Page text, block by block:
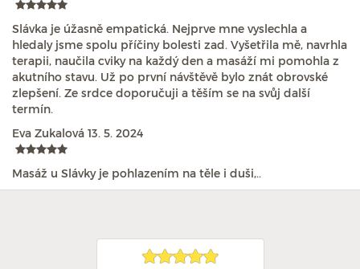
Slávka je úžasně empatická. Nejprve mne vyslechla a
hledaly jsme spolu příčiny bolesti zad. Vyšetřila mě, navrhla
terapii, naučila cviky na každý den a masáží mi pomohla z
akutního stavu. Už po první návštěvě bylo znát obrovské
zlepšení. Ze srdce doporučuji a těším se na svůj další
termín.
Eva Zukalová 13. 5. 2024
Masáž u Slávky je pohlazením na těle i duši,..